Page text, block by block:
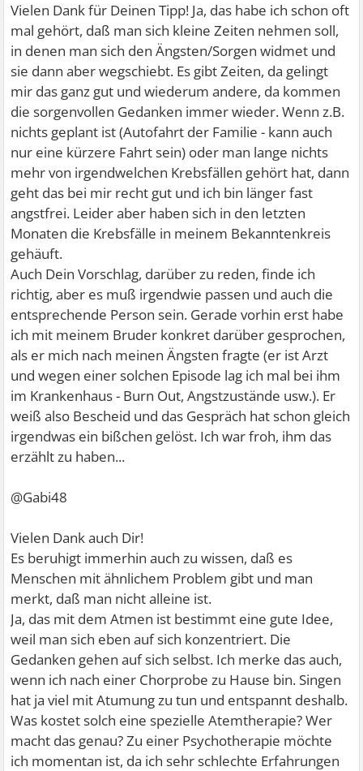
Vielen Dank für Deinen Tipp! Ja, das habe ich schon oft
mal gehört, daß man sich kleine Zeiten nehmen soll,
in denen man sich den Ängsten/Sorgen widmet und
sie dann aber wegschiebt. Es gibt Zeiten, da gelingt
mir das ganz gut und wiederum andere, da kommen
die sorgenvollen Gedanken immer wieder. Wenn z.B.
nichts geplant ist (Autofahrt der Familie - kann auch
nur eine kürzere Fahrt sein) oder man lange nichts
mehr von irgendwelchen Krebsfällen gehört hat, dann
geht das bei mir recht gut und ich bin länger fast
angstfrei. Leider aber haben sich in den letzten
Monaten die Krebsfälle in meinem Bekanntenkreis
gehäuft.
Auch Dein Vorschlag, darüber zu reden, finde ich
richtig, aber es muß irgendwie passen und auch die
entsprechende Person sein. Gerade vorhin erst habe
ich mit meinem Bruder konkret darüber gesprochen,
als er mich nach meinen Ängsten fragte (er ist Arzt
und wegen einer solchen Episode lag ich mal bei ihm
im Krankenhaus - Burn Out, Angstzustände usw.). Er
weiß also Bescheid und das Gespräch hat schon gleich
irgendwas ein bißchen gelöst. Ich war froh, ihm das
erzählt zu haben...
@Gabi48
Vielen Dank auch Dir!
Es beruhigt immerhin auch zu wissen, daß es
Menschen mit ähnlichem Problem gibt und man
merkt, daß man nicht alleine ist.
Ja, das mit dem Atmen ist bestimmt eine gute Idee,
weil man sich eben auf sich konzentriert. Die
Gedanken gehen auf sich selbst. Ich merke das auch,
wenn ich nach einer Chorprobe zu Hause bin. Singen
hat ja viel mit Atumung zu tun und entspannt deshalb.
Was kostet solch eine spezielle Atemtherapie? Wer
macht das genau? Zu einer Psychotherapie möchte
ich momentan ist, da ich sehr schlechte Erfahrungen